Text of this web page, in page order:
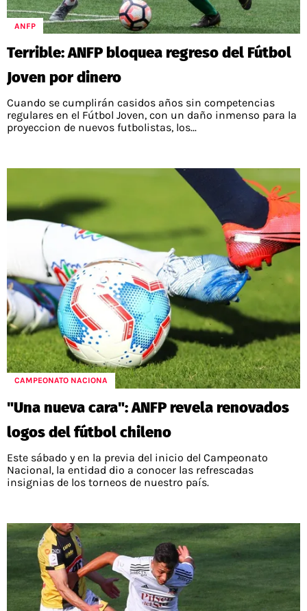
POLÍTICAS DE PRIVACIDAD
POLÍTICA EDITORIAL
PUBLICIDAD / ADS
CONTACTO
AD CHOICES
ENTREVISTAS
CAMPEONATO NACIONAL
RESULTADOS
TABLA DE POSICIONES
APUESTAS
Ad Choices
RedGol, al igual que Futbol Sites, es una
compañía perteneciente a Better Collective.
Todos los derechos reservados
ANFP
Terrible: ANFP bloquea regreso del Fútbol
Joven por dinero
Cuando se cumplirán casidos años sin competencias
regulares en el Fútbol Joven, con un daño inmenso para la
proyeccion de nuevos futbolistas, los...
CAMPEONATO NACIONA
"Una nueva cara": ANFP revela renovados
logos del fútbol chileno
Este sábado y en la previa del inicio del Campeonato
Nacional, la entidad dio a conocer las refrescadas
insignias de los torneos de nuestro país.